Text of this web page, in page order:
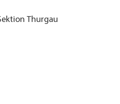
Thurgau